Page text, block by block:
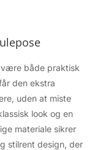
være både praktisk
den ekstra
uden at miste
look og en
materiale sikrer
stilrent design, der